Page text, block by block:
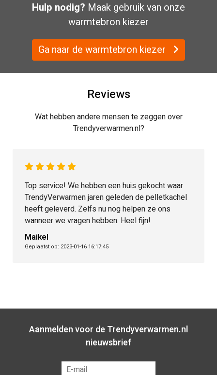
Hulp nodig? Maak gebruik van onze
warmtebron kiezer
Ga naar de warmtebron kiezer
Reviews
Wat hebben andere mensen te zeggen over
Trendyverwarmen.nl?
Trendy Eco heeft geweldig goed, geduldig,
vakkundig en snel geholpen bij een storing van
mijn pellet-cv. Ze laten je zeker niet in de kou
zitten! Fijn dat zulke service nog te vinden is.
Marnix Simonis
Geplaatst op: 2022-11-24 14:32:37
Aanmelden voor de Trendyverwarmen.nl
nieuwsbrief